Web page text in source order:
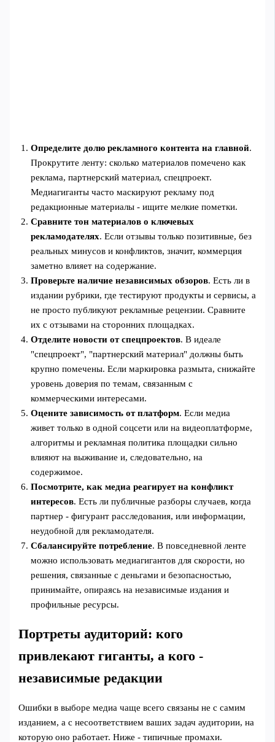
Определите долю рекламного контента на главной.
Прокрутите ленту: сколько материалов помечено как
реклама, партнерский материал, спецпроект.
Медиагиганты часто маскируют рекламу под
редакционные материалы - ищите мелкие пометки.
Сравните тон материалов о ключевых
рекламодателях. Если отзывы только позитивные, без
реальных минусов и конфликтов, значит, коммерция
заметно влияет на содержание.
Проверьте наличие независимых обзоров. Есть ли в
издании рубрики, где тестируют продукты и сервисы, а
не просто публикуют рекламные рецензии. Сравните
их с отзывами на сторонних площадках.
Отделите новости от спецпроектов. В идеале
"спецпроект", "партнерский материал" должны быть
крупно помечены. Если маркировка размыта, снижайте
уровень доверия по темам, связанным с
коммерческими интересами.
Оцените зависимость от платформ. Если медиа
живет только в одной соцсети или на видеоплатформе,
алгоритмы и рекламная политика площадки сильно
влияют на выживание и, следовательно, на
содержимое.
Посмотрите, как медиа реагирует на конфликт
интересов. Есть ли публичные разборы случаев, когда
партнер - фигурант расследования, или информации,
неудобной для рекламодателя.
Сбалансируйте потребление. В повседневной ленте
можно использовать медиагигантов для скорости, но
решения, связанные с деньгами и безопасностью,
принимайте, опираясь на независимые издания и
профильные ресурсы.
Портреты аудиторий: кого
привлекают гиганты, а кого -
независимые редакции
Ошибки в выборе медиа чаще всего связаны не с самим
изданием, а с несоответствием ваших задач аудитории, на
которую оно работает. Ниже - типичные промахи.